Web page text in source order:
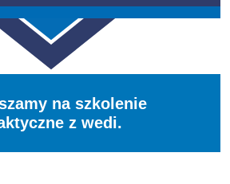
na szkolenie
z wedi.